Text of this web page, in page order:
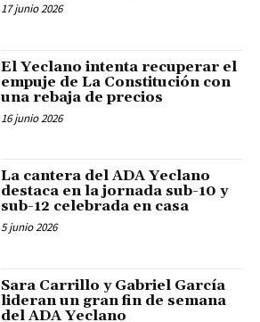
17 junio 2026
El Yeclano intenta recuperar el
empuje de La Constitución con
una rebaja de precios
16 junio 2026
La cantera del ADA Yeclano
destaca en la jornada sub-10 y
sub-12 celebrada en casa
5 junio 2026
Sara Carrillo y Gabriel García
lideran un gran fin de semana
del ADA Yeclano